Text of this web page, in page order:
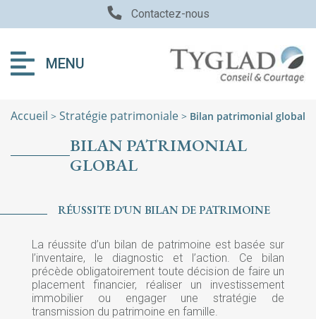
Contactez-nous
MENU
Accueil > Stratégie patrimoniale > Bilan patrimonial global
BILAN PATRIMONIAL
GLOBAL
RÉUSSITE D'UN BILAN DE PATRIMOINE
La réussite d’un bilan de patrimoine est basée sur
l’inventaire, le diagnostic et l’action. Ce bilan
précède obligatoirement toute décision de faire un
placement financier, réaliser un investissement
immobilier ou engager une stratégie de
transmission du patrimoine en famille.